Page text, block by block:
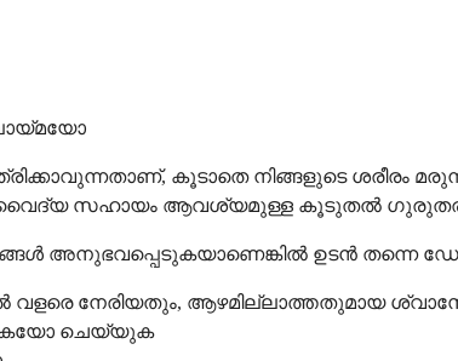
കൂടാതെ നിങ്ങളുടെ ശരീരം
വൈദ്യ സഹായം ആവശ്യമുള്ള കൂടുതൽ
അനുഭവപ്പെടുകയാണെങ്കിൽ ഉടൻ തന്നെ
വളരെ നേരിയതും, ആഴമില്ലാത്തതുമായ
ചെയ്യുക